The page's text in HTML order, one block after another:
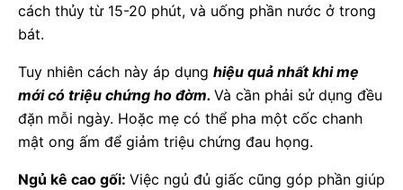
cách thủy từ 15-20 phút, và uống phần nước ở trong
bát.
Tuy nhiên cách này áp dụng hiệu quả nhất khi mẹ
mới có triệu chứng ho đờm. Và cần phải sử dụng đều
đặn mỗi ngày. Hoặc mẹ có thể pha một cốc chanh
mật ong ấm để giảm triệu chứng đau họng.
Ngủ kê cao gối: Việc ngủ đủ giấc cũng góp phần giúp